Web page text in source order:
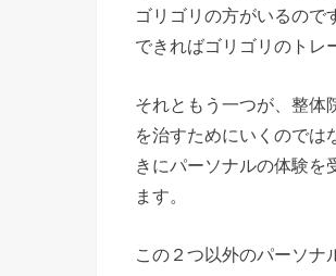
ゴリゴリの方がいるので
できればゴリゴリのトレ
それともう一つが、整体
を治すためにいくのでは
きにパーソナルの体験を
ます。
この２つ以外のパーソナ